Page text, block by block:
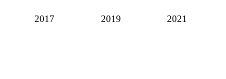
2017 2019 2021